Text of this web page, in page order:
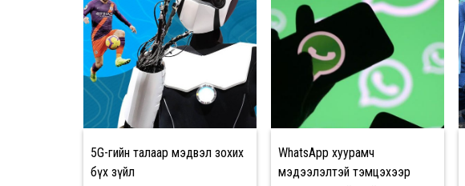
5G-гийн талаар мэдвэл зохих
бүх зүйл
WhatsApp хуурамч
мэдээлэлтэй тэмцэхээр